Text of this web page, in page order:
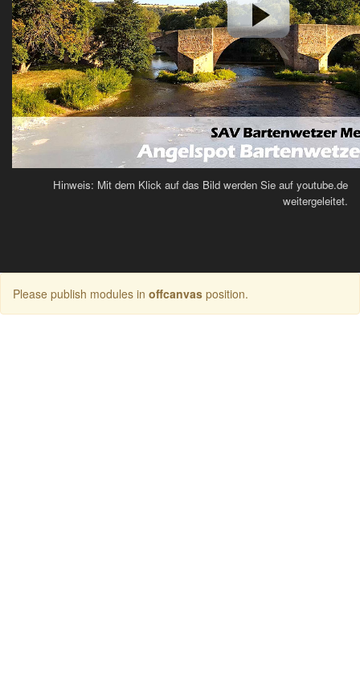
Hinweis: Mit dem Klick auf das Bild werden Sie auf youtube.de
weitergeleitet.
Please publish modules in offcanvas position.